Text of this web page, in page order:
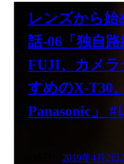
レンズから始
話-06「独自
FUJI、カメ
すめのX-T30
Panasonic」 #
2019年4月2日